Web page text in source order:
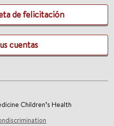
de felicitación
cuentas
Children’s Health